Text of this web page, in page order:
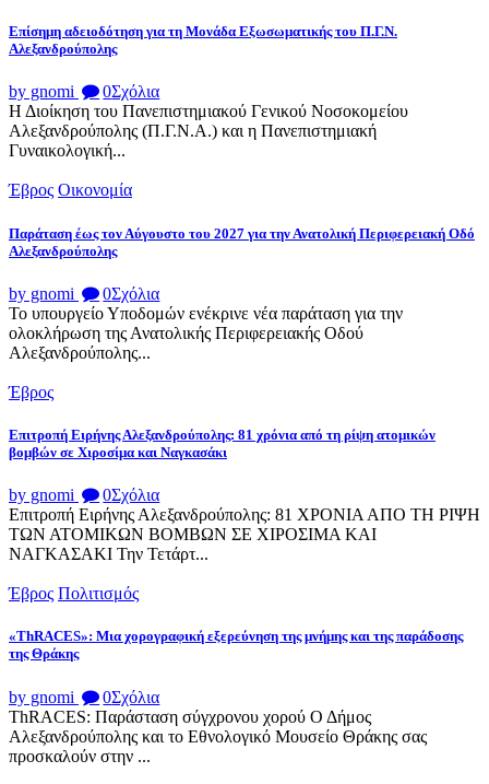
Επίσημη αδειοδότηση για τη Μονάδα Εξωσωματικής του Π.Γ.Ν.
Αλεξανδρούπολης
by gnomi 0Σχόλια
Η Διοίκηση του Πανεπιστημιακού Γενικού Νοσοκομείου
Αλεξανδρούπολης (Π.Γ.Ν.Α.) και η Πανεπιστημιακή
Γυναικολογική...
Έβρος Οικονομία
Παράταση έως τον Αύγουστο του 2027 για την Ανατολική Περιφερειακή Οδό
Αλεξανδρούπολης
by gnomi 0Σχόλια
Το υπουργείο Υποδομών ενέκρινε νέα παράταση για την
ολοκλήρωση της Ανατολικής Περιφερειακής Οδού
Αλεξανδρούπολης...
Έβρος
Επιτροπή Ειρήνης Αλεξανδρούπολης: 81 χρόνια από τη ρίψη ατομικών
βομβών σε Χιροσίμα και Ναγκασάκι
by gnomi 0Σχόλια
Επιτροπή Ειρήνης Αλεξανδρούπολης: 81 ΧΡΟΝΙΑ ΑΠΟ ΤΗ ΡΙΨΗ
ΤΩΝ ΑΤΟΜΙΚΩΝ ΒΟΜΒΩΝ ΣΕ ΧΙΡΟΣΙΜΑ ΚΑΙ
ΝΑΓΚΑΣΑΚΙ Την Τετάρτ...
Έβρος Πολιτισμός
«ThRACES»: Μια χορογραφική εξερεύνηση της μνήμης και της παράδοσης
της Θράκης
by gnomi 0Σχόλια
ThRACES: Παράσταση σύγχρονου χορού Ο Δήμος
Αλεξανδρούπολης και το Εθνολογικό Μουσείο Θράκης σας
προσκαλούν στην ...